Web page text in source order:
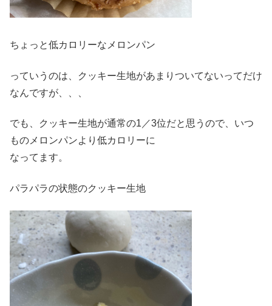
ちょっと低カロリーなメロンパン
っていうのは、クッキー生地があまりついてないってだけ
なんですが、、、
でも、クッキー生地が通常の1／3位だと思うので、いつ
ものメロンパンより低カロリーに
なってます。
パラパラの状態のクッキー生地